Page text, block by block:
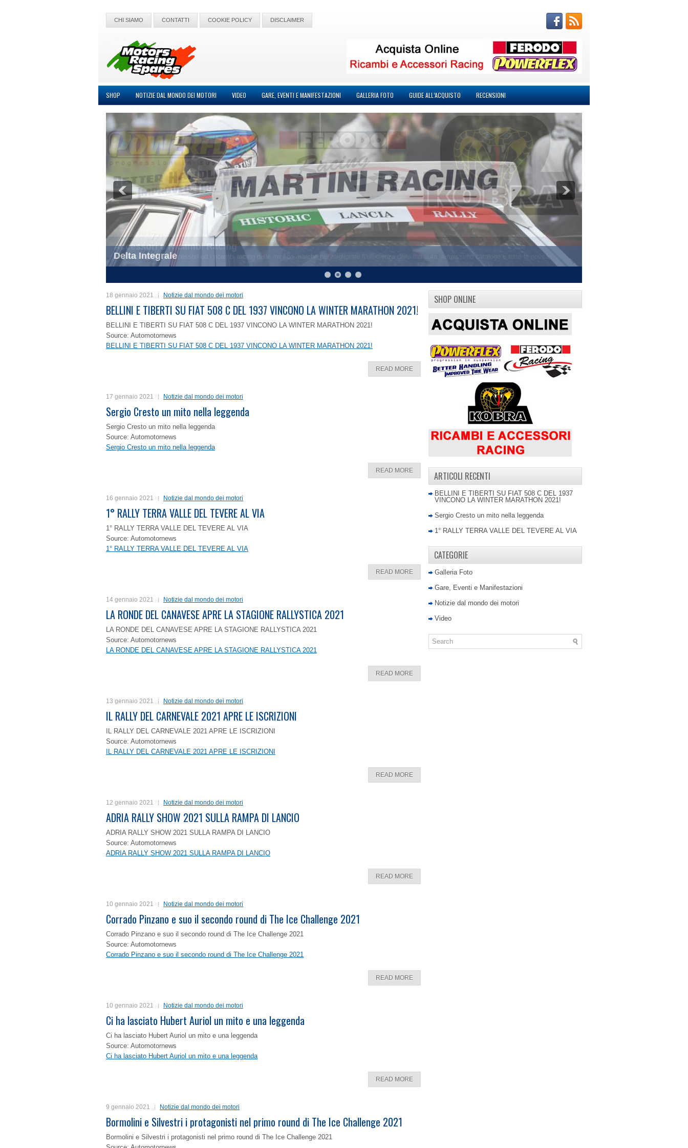
CHI SIAMO CONTATTI COOKIE POLICY DISCLAIMER
SHOP NOTIZIE DAL MONDO DEI MOTORI VIDEO GARE, EVENTI E MANIFESTAZIONI GALLERIA FOTO GUIDE ALL’ACQUISTO RECENSIONI
Delta Integrale
18 gennaio 2021 Notizie dal mondo dei motori
BELLINI E TIBERTI SU FIAT 508 C DEL 1937 VINCONO LA WINTER MARATHON 2021!
BELLINI E TIBERTI SU FIAT 508 C DEL 1937 VINCONO LA WINTER MARATHON 2021!
Source: Automotornews
BELLINI E TIBERTI SU FIAT 508 C DEL 1937 VINCONO LA WINTER MARATHON 2021!
READ MORE
17 gennaio 2021 Notizie dal mondo dei motori
Sergio Cresto un mito nella leggenda
Sergio Cresto un mito nella leggenda
Source: Automotornews
Sergio Cresto un mito nella leggenda
READ MORE
16 gennaio 2021 Notizie dal mondo dei motori
1° RALLY TERRA VALLE DEL TEVERE AL VIA
1° RALLY TERRA VALLE DEL TEVERE AL VIA
Source: Automotornews
1° RALLY TERRA VALLE DEL TEVERE AL VIA
READ MORE
14 gennaio 2021 Notizie dal mondo dei motori
LA RONDE DEL CANAVESE APRE LA STAGIONE RALLYSTICA 2021
LA RONDE DEL CANAVESE APRE LA STAGIONE RALLYSTICA 2021
Source: Automotornews
LA RONDE DEL CANAVESE APRE LA STAGIONE RALLYSTICA 2021
READ MORE
13 gennaio 2021 Notizie dal mondo dei motori
IL RALLY DEL CARNEVALE 2021 APRE LE ISCRIZIONI
IL RALLY DEL CARNEVALE 2021 APRE LE ISCRIZIONI
Source: Automotornews
IL RALLY DEL CARNEVALE 2021 APRE LE ISCRIZIONI
READ MORE
12 gennaio 2021 Notizie dal mondo dei motori
ADRIA RALLY SHOW 2021 SULLA RAMPA DI LANCIO
ADRIA RALLY SHOW 2021 SULLA RAMPA DI LANCIO
Source: Automotornews
ADRIA RALLY SHOW 2021 SULLA RAMPA DI LANCIO
READ MORE
10 gennaio 2021 Notizie dal mondo dei motori
Corrado Pinzano e suo il secondo round di The Ice Challenge 2021
Corrado Pinzano e suo il secondo round di The Ice Challenge 2021
Source: Automotornews
Corrado Pinzano e suo il secondo round di The Ice Challenge 2021
READ MORE
10 gennaio 2021 Notizie dal mondo dei motori
Ci ha lasciato Hubert Auriol un mito e una leggenda
Ci ha lasciato Hubert Auriol un mito e una leggenda
Source: Automotornews
Ci ha lasciato Hubert Auriol un mito e una leggenda
READ MORE
9 gennaio 2021 Notizie dal mondo dei motori
Bormolini e Silvestri i protagonisti nel primo round di The Ice Challenge 2021
Bormolini e Silvestri i protagonisti nel primo round di The Ice Challenge 2021
SHOP ONLINE
ARTICOLI RECENTI
BELLINI E TIBERTI SU FIAT 508 C DEL 1937
VINCONO LA WINTER MARATHON 2021!
Sergio Cresto un mito nella leggenda
1° RALLY TERRA VALLE DEL TEVERE AL VIA
CATEGORIE
Galleria Foto
Gare, Eventi e Manifestazioni
Notizie dal mondo dei motori
Video